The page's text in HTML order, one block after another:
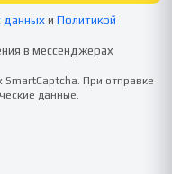
данных и Политикой
в мессенджерах
SmartCaptcha. При отправке
данные.